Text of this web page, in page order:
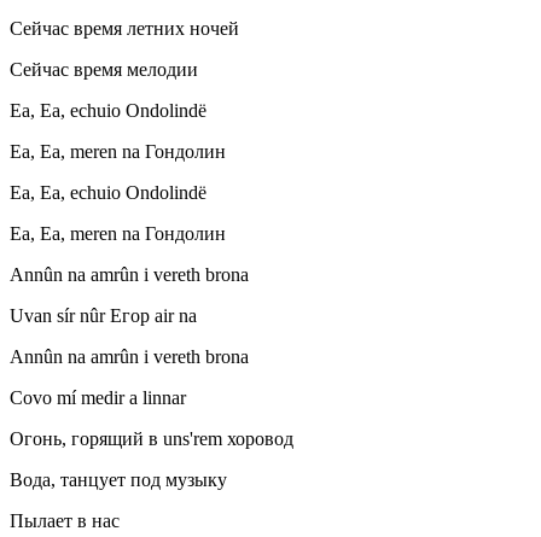
Сейчас время летних ночей
Сейчас время мелодии
Ea, Ea, echuio Ondolindë
Ea, Ea, meren na Гондолин
Ea, Ea, echuio Ondolindë
Ea, Ea, meren na Гондолин
Annûn na amrûn i vereth brona
Uvan sír nûr Егор air na
Annûn na amrûn i vereth brona
Covo mí medir a linnar
Огонь, горящий в uns'rem хоровод
Вода, танцует под музыку
Пылает в нас